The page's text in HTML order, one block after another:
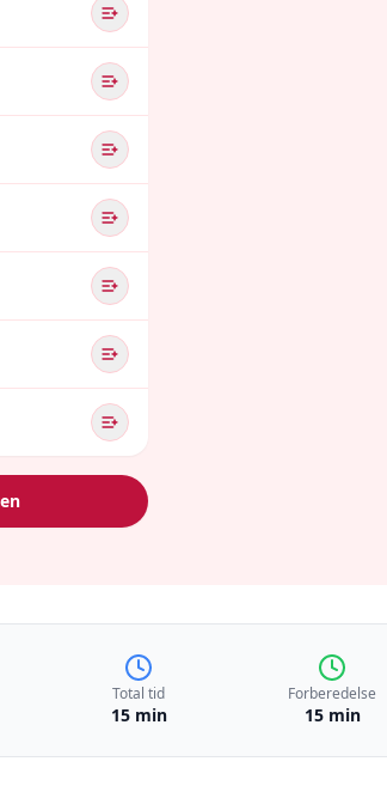
Total tid
15 min
Forberedelse
15 min